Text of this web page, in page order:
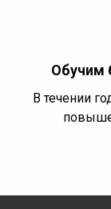
Обучим
В течении